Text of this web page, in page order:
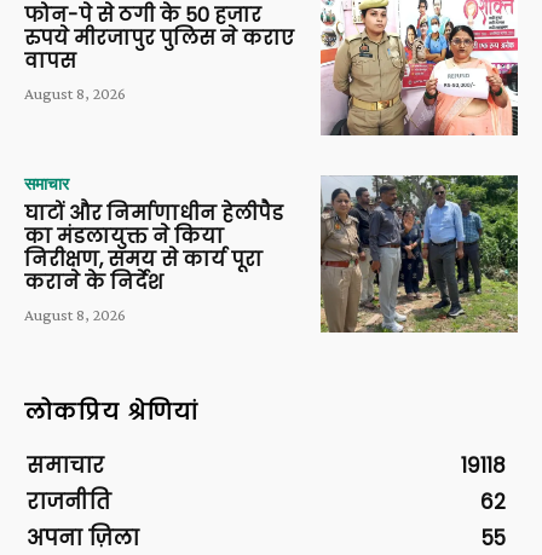
फोन-पे से ठगी के 50 हजार
रुपये मीरजापुर पुलिस ने कराए
वापस
August 8, 2026
समाचार
घाटों और निर्माणाधीन हेलीपैड
का मंडलायुक्त ने किया
निरीक्षण, समय से कार्य पूरा
कराने के निर्देश
August 8, 2026
लोकप्रिय श्रेणियां
समाचार
19118
राजनीति
62
अपना ज़िला
55